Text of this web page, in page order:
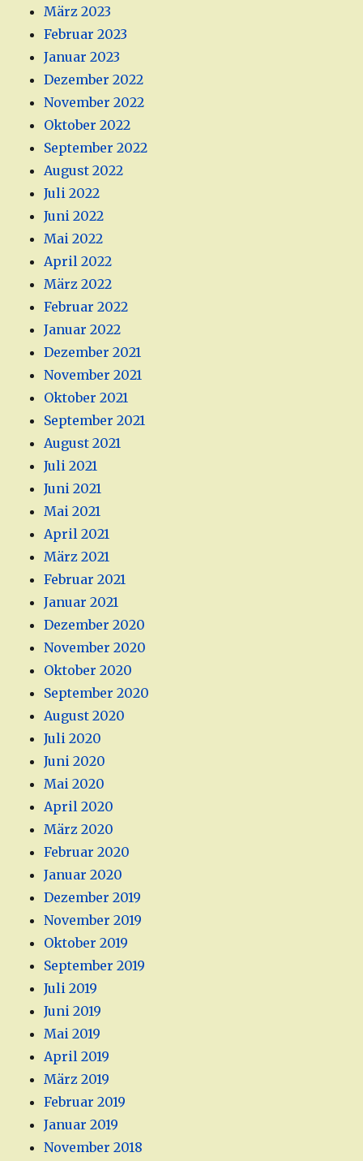
März 2023
Februar 2023
Januar 2023
Dezember 2022
November 2022
Oktober 2022
September 2022
August 2022
Juli 2022
Juni 2022
Mai 2022
April 2022
März 2022
Februar 2022
Januar 2022
Dezember 2021
November 2021
Oktober 2021
September 2021
August 2021
Juli 2021
Juni 2021
Mai 2021
April 2021
März 2021
Februar 2021
Januar 2021
Dezember 2020
November 2020
Oktober 2020
September 2020
August 2020
Juli 2020
Juni 2020
Mai 2020
April 2020
März 2020
Februar 2020
Januar 2020
Dezember 2019
November 2019
Oktober 2019
September 2019
Juli 2019
Juni 2019
Mai 2019
April 2019
März 2019
Februar 2019
Januar 2019
November 2018